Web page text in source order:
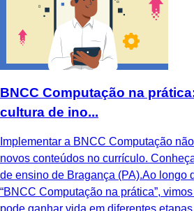
BNCC Computação na
cultura de ino...
Implementar a BNCC Computação
novos conteúdos no currículo.
de ensino de Bragança (PA).Ao longo
“BNCC Computação na prática”,
pode ganhar vida em diferentes